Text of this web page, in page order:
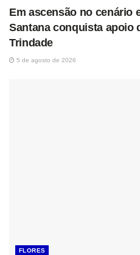
Em ascensão no cenário
Santana conquista apoio
Trindade
5 de agosto de 2026
FLORES